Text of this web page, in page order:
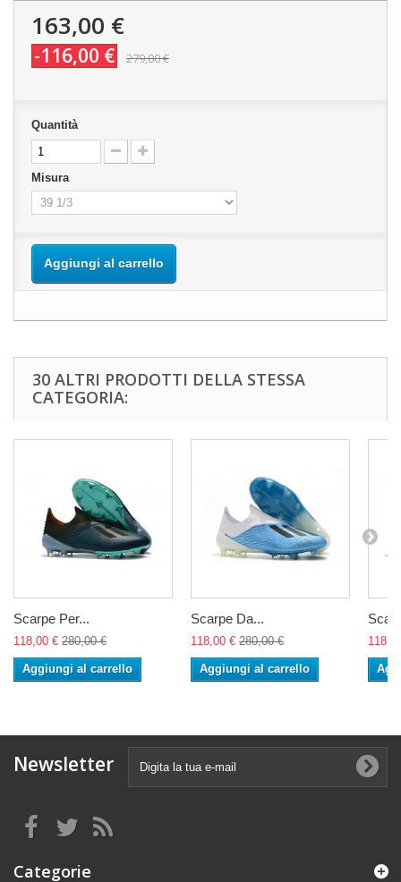
163,00 €
-116,00 € 279,00 €
Quantità
Misura
Aggiungi al carrello
30 ALTRI PRODOTTI DELLA STESSA
CATEGORIA:
Scarpe Per...
118,00 € 280,00 €
Aggiungi al carrello
Scarpe Da...
118,00 € 280,00 €
Aggiungi al carrello
Newsletter
Categorie